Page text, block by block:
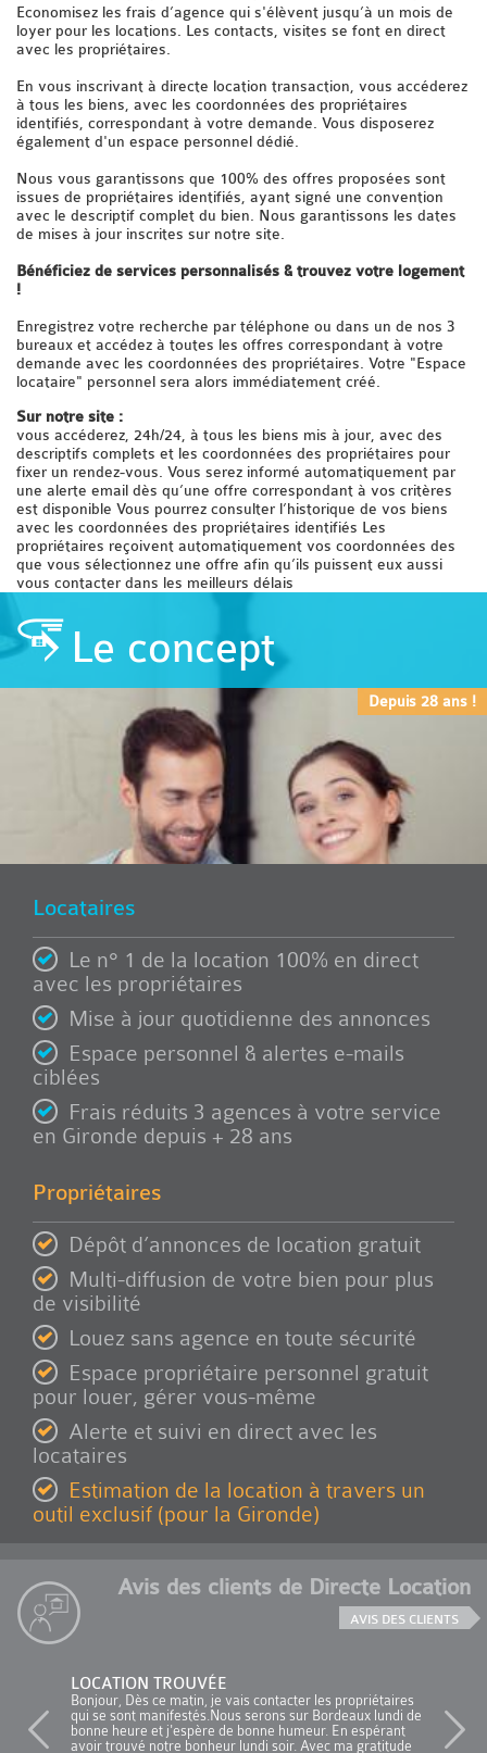
Economisez les frais d’agence qui s'élèvent jusqu’à un mois de
loyer pour les locations. Les contacts, visites se font en direct
avec les propriétaires.
En vous inscrivant à directe location transaction, vous accéderez
à tous les biens, avec les coordonnées des propriétaires
identifiés, correspondant à votre demande. Vous disposerez
également d'un espace personnel dédié.
Nous vous garantissons que 100% des offres proposées sont
issues de propriétaires identifiés, ayant signé une convention
avec le descriptif complet du bien. Nous garantissons les dates
de mises à jour inscrites sur notre site.
Bénéficiez de services personnalisés & trouvez votre logement
!
Enregistrez votre recherche par téléphone ou dans un de nos 3
bureaux et accédez à toutes les offres correspondant à votre
demande avec les coordonnées des propriétaires. Votre "Espace
locataire" personnel sera alors immédiatement créé.
Sur notre site :
vous accéderez, 24h/24, à tous les biens mis à jour, avec des
descriptifs complets et les coordonnées des propriétaires pour
fixer un rendez-vous. Vous serez informé automatiquement par
une alerte email dès qu’une offre correspondant à vos critères
est disponible Vous pourrez consulter l’historique de vos biens
avec les coordonnées des propriétaires identifiés Les
propriétaires reçoivent automatiquement vos coordonnées des
que vous sélectionnez une offre afin qu’ils puissent eux aussi
vous contacter dans les meilleurs délais
Le concept
Depuis 28 ans !
Locataires
Le n° 1 de la location 100% en direct
avec les propriétaires
Mise à jour quotidienne des annonces
Espace personnel & alertes e-mails
ciblées
Frais réduits 3 agences à votre service
en Gironde depuis + 28 ans
Propriétaires
Dépôt d’annonces de location gratuit
Multi-diffusion de votre bien pour plus
de visibilité
Louez sans agence en toute sécurité
Espace propriétaire personnel gratuit
pour louer, gérer vous-même
Alerte et suivi en direct avec les
locataires
Estimation de la location à travers un
outil exclusif (pour la Gironde)
Avis des clients de Directe Location
AVIS DES CLIENTS
LOCATION TROUVÉE
Bonjour, Dès ce matin, je vais contacter les propriétaires
qui se sont manifestés.Nous serons sur Bordeaux lundi de
bonne heure et j'espère de bonne humeur. En espérant
avoir trouvé notre bonheur lundi soir. Avec ma gratitude